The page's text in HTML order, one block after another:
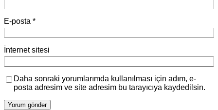
E-posta *
İnternet sitesi
Daha sonraki yorumlarımda kullanılması için adım, e-
posta adresim ve site adresim bu tarayıcıya kaydedilsin.